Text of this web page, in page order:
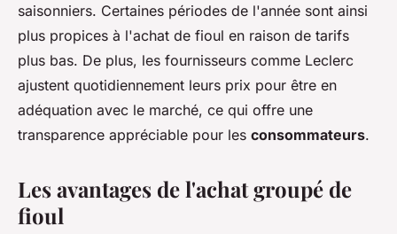
saisonniers. Certaines périodes de l'année sont ainsi
plus propices à l'achat de fioul en raison de tarifs
plus bas. De plus, les fournisseurs comme Leclerc
ajustent quotidiennement leurs prix pour être en
adéquation avec le marché, ce qui offre une
transparence appréciable pour les consommateurs.
Les avantages de l'achat groupé de
fioul